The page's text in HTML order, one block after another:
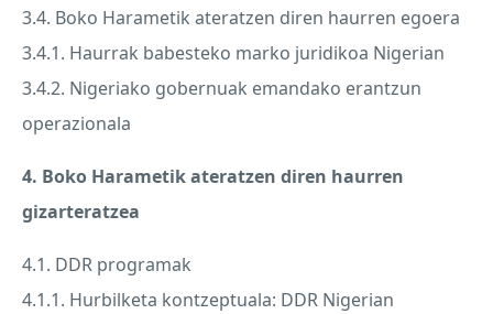
3.4. Boko Harametik ateratzen diren haurren egoera
3.4.1. Haurrak babesteko marko juridikoa Nigerian
3.4.2. Nigeriako gobernuak emandako erantzun
operazionala
4. Boko Harametik ateratzen diren haurren
gizarteratzea
4.1. DDR programak
4.1.1. Hurbilketa kontzeptuala: DDR Nigerian